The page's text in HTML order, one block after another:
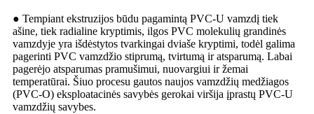
● Tempiant ekstruzijos būdu pagamintą PVC-U vamzdį tiek
ašine, tiek radialine kryptimis, ilgos PVC molekulių grandinės
vamzdyje yra išdėstytos tvarkingai dviaše kryptimi, todėl galima
pagerinti PVC vamzdžio stiprumą, tvirtumą ir atsparumą. Labai
pagerėjo atsparumas pramušimui, nuovargiui ir žemai
temperatūrai. Šiuo procesu gautos naujos vamzdžių medžiagos
(PVC-O) eksploatacinės savybės gerokai viršija įprastų PVC-U
vamzdžių savybes.